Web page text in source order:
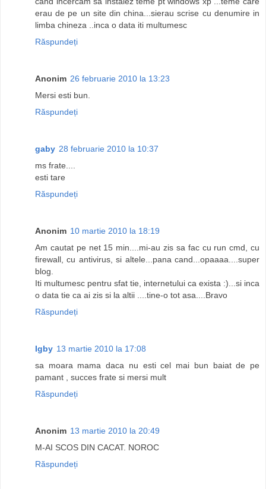
erau de pe un site din china...sierau scrise cu denumire in
limba chineza ..inca o data iti multumesc
Răspundeți
Anonim 26 februarie 2010 la 13:23
Mersi esti bun.
Răspundeți
gaby 28 februarie 2010 la 10:37
ms frate....
esti tare
Răspundeți
Anonim 10 martie 2010 la 18:19
Am cautat pe net 15 min....mi-au zis sa fac cu run cmd, cu
firewall, cu antivirus, si altele...pana cand...opaaaa....super
blog.
Iti multumesc pentru sfat tie, internetului ca exista :)...si inca
o data tie ca ai zis si la altii ....tine-o tot asa....Bravo
Răspundeți
Igby 13 martie 2010 la 17:08
sa moara mama daca nu esti cel mai bun baiat de pe
pamant , succes frate si mersi mult
Răspundeți
Anonim 13 martie 2010 la 20:49
M-AI SCOS DIN CACAT. NOROC
Răspundeți